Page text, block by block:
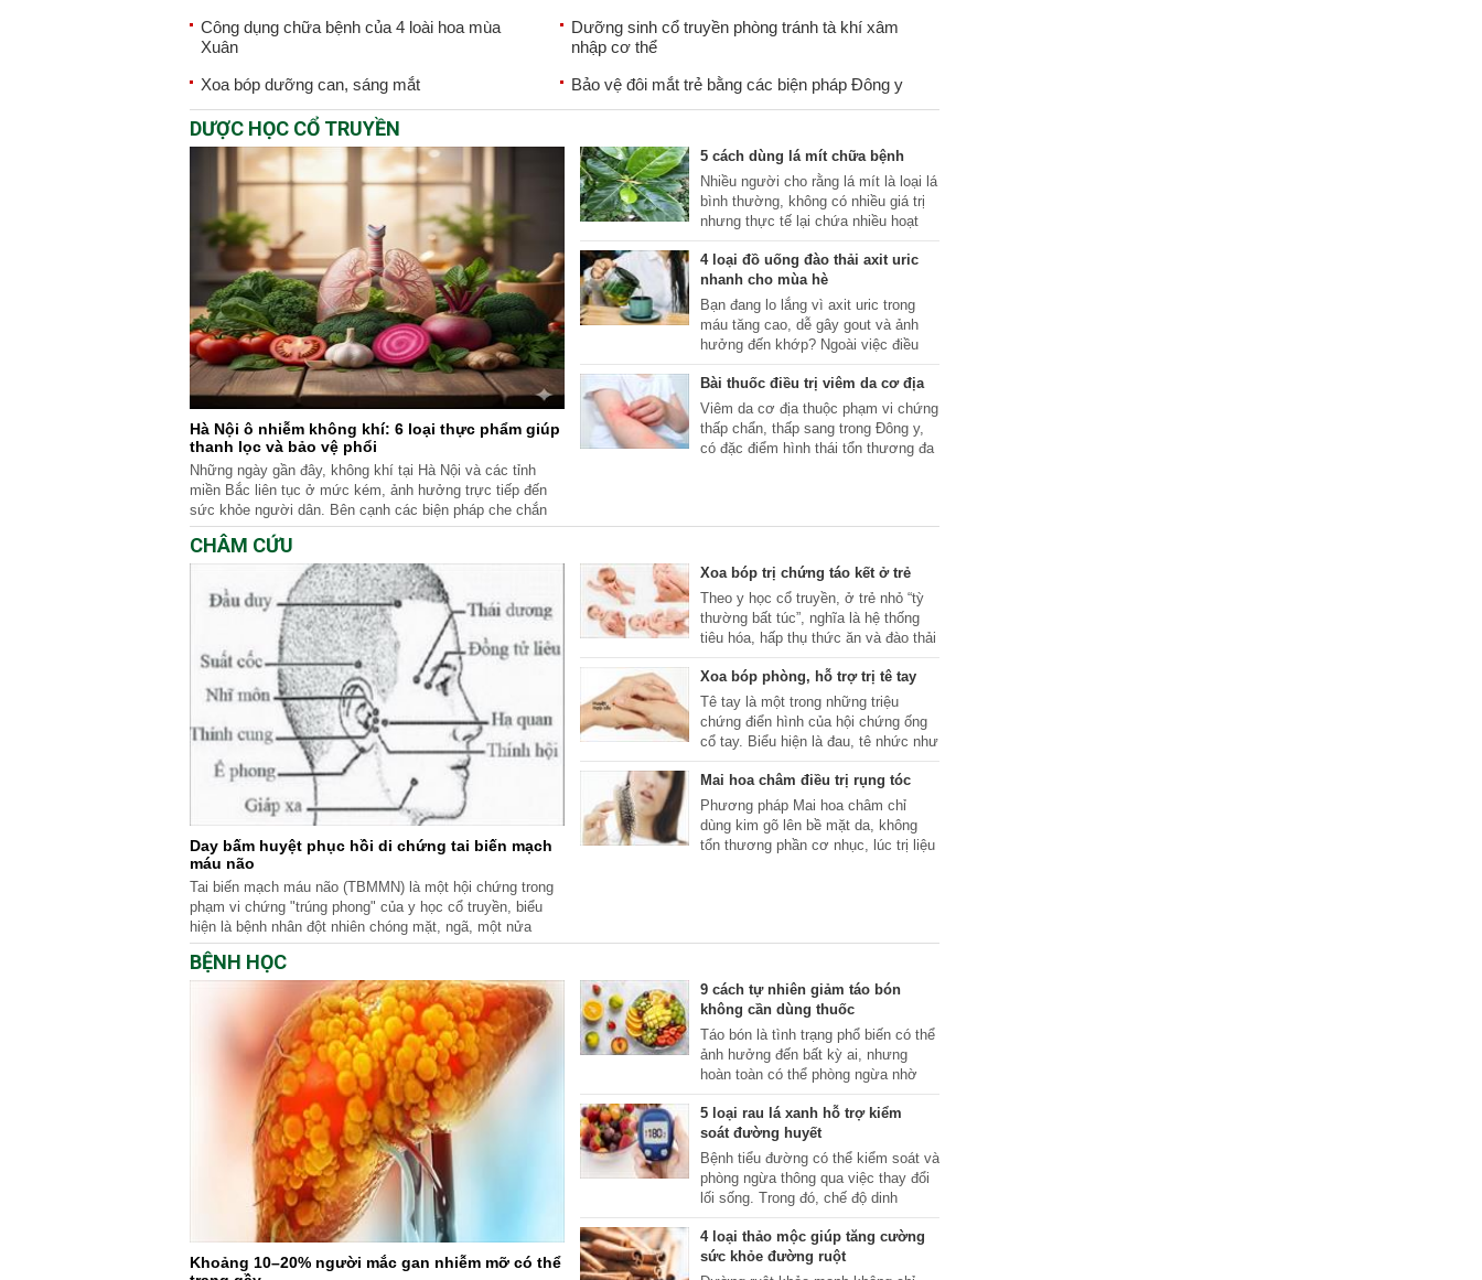
Công dụng chữa bệnh của 4 loài hoa mùa
Xuân
Dưỡng sinh cổ truyền phòng tránh tà khí xâm
nhập cơ thể
Xoa bóp dưỡng can, sáng mắt
Bảo vệ đôi mắt trẻ bằng các biện pháp Đông y
DƯỢC HỌC CỔ TRUYỀN
Hà Nội ô nhiễm không khí: 6 loại thực phẩm giúp
thanh lọc và bảo vệ phổi
Những ngày gần đây, không khí tại Hà Nội và các tỉnh
miền Bắc liên tục ở mức kém, ảnh hưởng trực tiếp đến
sức khỏe người dân. Bên cạnh các biện pháp che chắn
bên ngoài, việc xây dựng chế độ dinh dưỡng hợp lý là
cách hiệu quả để tăng cường đề kháng cho phổi.
5 cách dùng lá mít chữa bệnh
Nhiều người cho rằng lá mít là loại lá
bình thường, không có nhiều giá trị
nhưng thực tế lại chứa nhiều hoạt
chất chống oxy hóa và kháng viêm
có lợi cho sức khỏe. Nếu biết sử
dụng đúng cách, lá mít hoàn toàn có
thể trở thành vị thuốc tự nhiên hỗ trợ
tiêu hóa, cải thiện đường huyết, làm
đẹp da...
4 loại đồ uống đào thải axit uric
nhanh cho mùa hè
Bạn đang lo lắng vì axit uric trong
máu tăng cao, dễ gây gout và ảnh
hưởng đến khớp? Ngoài việc điều
chỉnh chế độ ăn, có một số loại đồ
uống đơn giản, dễ làm cũng có thể
hỗ trợ cơ thể đào thải axit uric hiệu
quả.
Bài thuốc điều trị viêm da cơ địa
Viêm da cơ địa thuộc phạm vi chứng
thấp chẩn, thấp sang trong Đông y,
có đặc điểm hình thái tổn thương đa
CHÂM CỨU
Day bấm huyệt phục hồi di chứng tai biến mạch
máu não
Tai biến mạch máu não (TBMMN) là một hội chứng trong
phạm vi chứng "trúng phong" của y học cổ truyền, biểu
hiện là bệnh nhân đột nhiên chóng mặt, ngã, một nửa
người không cử động được, méo mồm, nói ngọng; nếu
nặng thì bất tỉnh hôn mê. Bệnh cũng thường xảy ra đột
ngột, diễn biến nhanh nên gọi là “Trúng phong” hay “Thốt
Xoa bóp trị chứng táo kết ở trẻ
Theo y học cổ truyền, ở trẻ nhỏ “tỳ
thường bất túc”, nghĩa là hệ thống
tiêu hóa, hấp thụ thức ăn và đào thải
các chất cặn bã còn non nớt, dễ bị
tổn thương, lâu ngày dẫn đến tình
trạng khí hư, huyết kém. Khí hư thì
sức co bóp của ruột bị suy giảm,
huyết hư thì đại tràng không được
nhu nhuận, từ đó dẫn đến chứng táo
kết (táo bón).
Xoa bóp phòng, hỗ trợ trị tê tay
Tê tay là một trong những triệu
chứng điển hình của hội chứng ống
cổ tay. Biểu hiện là đau, tê nhức như
kim châm ở các ngón tay, đặc biệt là
ngón cái, ngón trỏ, ngón giữa và
phần nửa ngoài ngón nhẫn. Đau có
thể lan lên lòng bàn tay, cổ tay và
cẳng tay, nhất là về đêm.
Mai hoa châm điều trị rụng tóc
Phương pháp Mai hoa châm chỉ
dùng kim gõ lên bề mặt da, không
tổn thương phần cơ nhục, lúc trị liệu
BỆNH HỌC
Khoảng 10–20% người mắc gan nhiễm mỡ có thể
9 cách tự nhiên giảm táo bón
không cần dùng thuốc
Táo bón là tình trạng phổ biến có thể
ảnh hưởng đến bất kỳ ai, nhưng
hoàn toàn có thể phòng ngừa nhờ
những thay đổi nhỏ trong chế độ ăn
uống và thói quen sinh hoạt hàng
ngày.
5 loại rau lá xanh hỗ trợ kiểm
soát đường huyết
Bệnh tiểu đường có thể kiểm soát và
phòng ngừa thông qua việc thay đổi
lối sống. Trong đó, chế độ dinh
dưỡng khoa học đóng vai trò cực kỳ
quan trọng, trong việc kiểm soát
đường huyết.
4 loại thảo mộc giúp tăng cường
sức khỏe đường ruột